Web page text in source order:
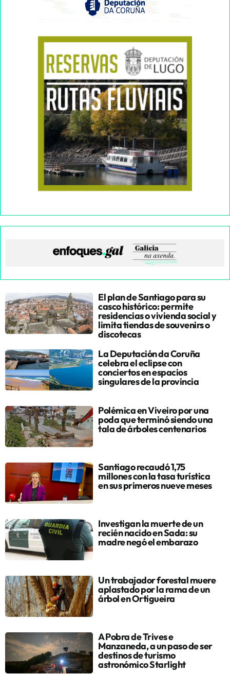
El plan de Santiago para su
casco histórico: permite
residencias o vivienda social y
limita tiendas de souvenirs o
discotecas
La Deputación da Coruña
celebra el eclipse con
conciertos en espacios
singulares de la provincia
Polémica en Viveiro por una
poda que terminó siendo una
tala de árboles centenarios
Santiago recaudó 1,75
millones con la tasa turística
en sus primeros nueve meses
Investigan la muerte de un
recién nacido en Sada: su
madre negó el embarazo
Un trabajador forestal muere
aplastado por la rama de un
árbol en Ortigueira
A Pobra de Trives e
Manzaneda, a un paso de ser
destinos de turismo
astronómico Starlight